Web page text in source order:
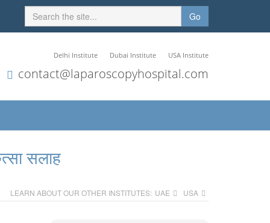
Go
Delhi Institute Dubai Institute USA Institute
contact@laparoscopyhospital.com
सलाह
LEARN ABOUT OUR OTHER INSTITUTES: UAE USA